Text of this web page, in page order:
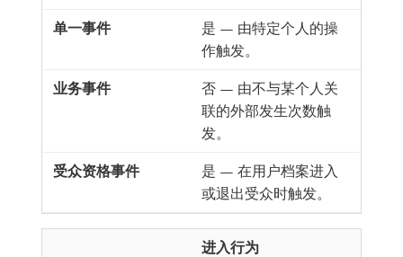
是 — 由特定个人的操
作触发。
否 — 由不与某个人关
联的外部发生次数触
发。
是 — 在用户档案进入
或退出受众时触发。
进入行为